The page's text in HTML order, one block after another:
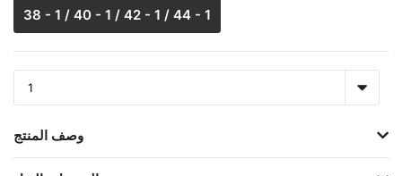
38 - 1 / 40 - 1 / 42 - 1 / 44 - 1
وصف المنتج